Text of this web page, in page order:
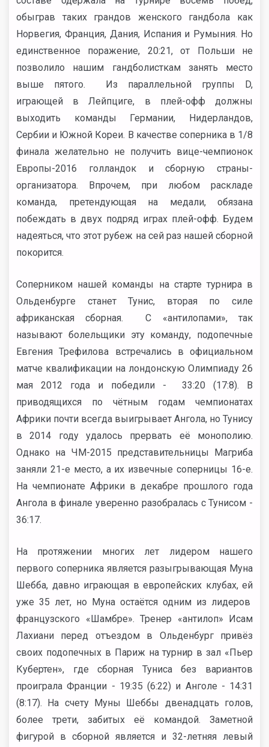
обыграв таких грандов женского гандбола как
Норвегия, Франция, Дания, Испания и Румыния. Но
единственное поражение, 20:21, от Польши не
позволило нашим гандболисткам занять место
выше пятого. Из параллельной группы D,
играющей в Лейпциге, в плей-офф должны
выходить команды Германии, Нидерландов,
Сербии и Южной Кореи. В качестве соперника в 1/8
финала желательно не получить вице-чемпионок
Европы-2016 голландок и сборную страны-
организатора. Впрочем, при любом раскладе
команда, претендующая на медали, обязана
побеждать в двух подряд играх плей-офф. Будем
надеяться, что этот рубеж на сей раз нашей сборной
покорится.
Соперником нашей команды на старте турнира в
Ольденбурге станет Тунис, вторая по силе
африканская сборная. С «антилопами», так
называют болельщики эту команду, подопечные
Евгения Трефилова встречались в официальном
матче квалификации на лондонскую Олимпиаду 26
мая 2012 года и победили - 33:20 (17:8). В
приводящихся по чётным годам чемпионатах
Африки почти всегда выигрывает Ангола, но Тунису
в 2014 году удалось прервать её монополию.
Однако на ЧМ-2015 представительницы Магриба
заняли 21-е место, а их извечные соперницы 16-е.
На чемпионате Африки в декабре прошлого года
Ангола в финале уверенно разобралась с Тунисом -
36:17.
На протяжении многих лет лидером нашего
первого соперника является разыгрывающая Муна
Шебба, давно играющая в европейских клубах, ей
уже 35 лет, но Муна остаётся одним из лидеров
французского «Шамбре». Тренер «антилоп» Исам
Лахиани перед отъездом в Ольденбург привёз
своих подопечных в Париж на турнир в зал «Пьер
Кубертен», где сборная Туниса без вариантов
проиграла Франции - 19:35 (6:22) и Анголе - 14:31
(8:17). На счету Муны Шеббы двенадцать голов,
более трети, забитых её командой. Заметной
фигурой в сборной является и 32-летняя левый